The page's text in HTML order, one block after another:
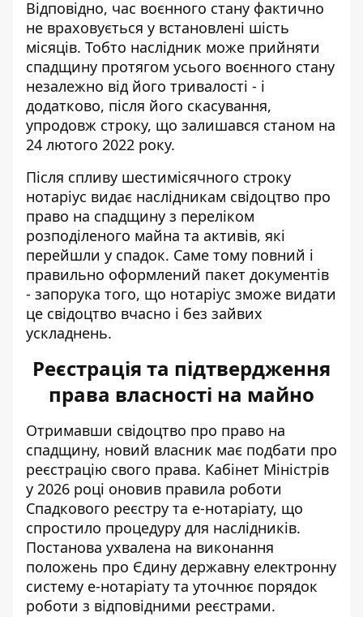
Відповідно, час воєнного стану фактично
не враховується у встановлені шість
місяців. Тобто наслідник може прийняти
спадщину протягом усього воєнного стану
незалежно від його тривалості - і
додатково, після його скасування,
упродовж строку, що залишався станом на
24 лютого 2022 року.
Після спливу шестимісячного строку
нотаріус видає наслідникам свідоцтво про
право на спадщину з переліком
розподіленого майна та активів, які
перейшли у спадок. Саме тому повний і
правильно оформлений пакет документів
- запорука того, що нотаріус зможе видати
це свідоцтво вчасно і без зайвих
ускладнень.
Реєстрація та підтвердження
права власності на майно
Отримавши свідоцтво про право на
спадщину, новий власник має подбати про
реєстрацію свого права. Кабінет Міністрів
у 2026 році оновив правила роботи
Спадкового реєстру та е-нотаріату, що
спростило процедуру для наслідників.
Постанова ухвалена на виконання
положень про Єдину державну електронну
систему е-нотаріату та уточнює порядок
роботи з відповідними реєстрами.